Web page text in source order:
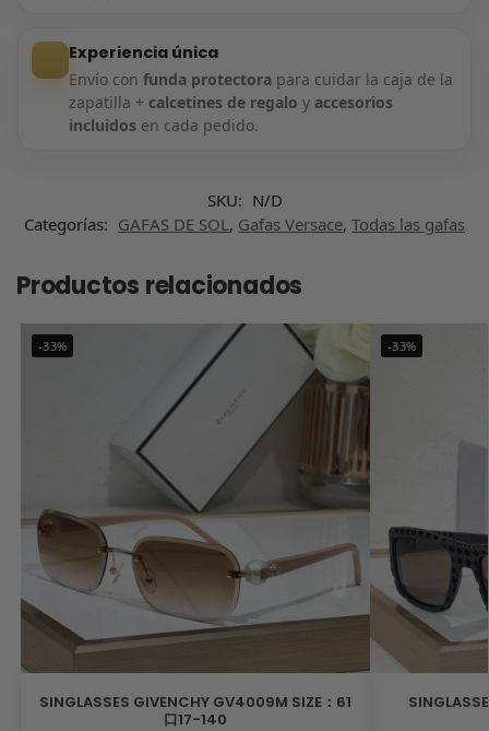
Experiencia única
Envío con funda protectorapara cuidar la caja de la
zapatilla + calcetines de regalo y accesorios
incluidos en cada pedido.
SKU: N/D
Categorías: GAFAS DE SOL, Gafas Versace, Todas las gafas
Productos relacionados
-33%
SINGLASSES GIVENCHY GV4009M SIZE：61
口17-140
-33%